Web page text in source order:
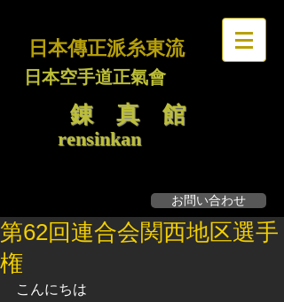
日本傳正派糸東流
日本空手道正氣會
錬 真 館
rensinkan
お問い合わせ
第62回連合会関西地区選手
権
こんにちは